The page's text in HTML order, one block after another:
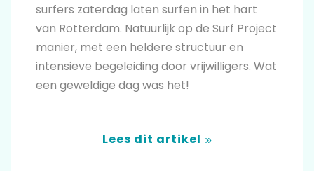
surfers zaterdag laten surfen in het hart
van Rotterdam. Natuurlijk op de Surf Project
manier, met een heldere structuur en
intensieve begeleiding door vrijwilligers. Wat
een geweldige dag was het!
Lees dit artikel